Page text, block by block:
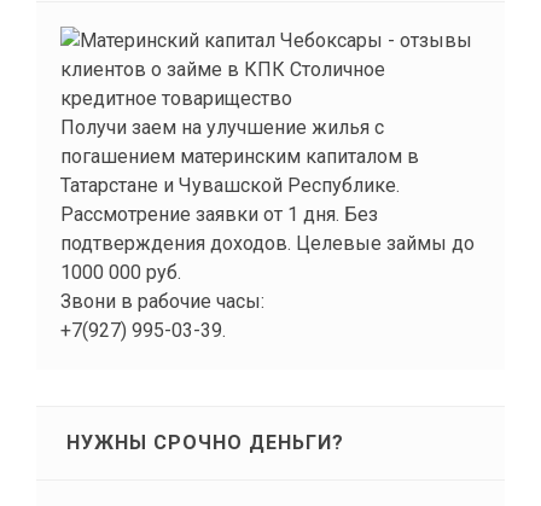
Получи заем на улучшение жилья с
погашением материнским капиталом в
Татарстане и Чувашской Республике.
Рассмотрение заявки от 1 дня. Без
подтверждения доходов. Целевые займы до
1000 000 руб.
Звони в рабочие часы:
+7(927) 995-03-39.
НУЖНЫ СРОЧНО ДЕНЬГИ?